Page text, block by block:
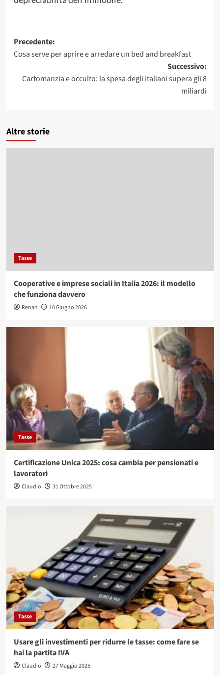
Navigazione
articolo
Precedente:
Cosa serve per aprire e arredare un bed and breakfast
Successivo:
Cartomanzia e occulto: la spesa degli italiani supera gli 8
miliardi
Altre storie
Tasse
Cooperative e imprese sociali in Italia 2026: il modello
che funziona davvero
Renan 10 Giugno 2026
Tasse
Certificazione Unica 2025: cosa cambia per pensionati e
lavoratori
Claudio 31 Ottobre 2025
Tasse
Usare gli investimenti per ridurre le tasse: come fare se
hai la partita IVA
Claudio 27 Maggio 2025